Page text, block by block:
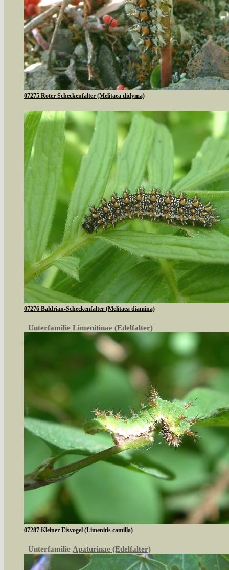
07275 Roter Scheckenfalter (Melitaea didyma)
07276 Baldrian-Scheckenfalter (Melitaea diamina)
Unterfamilie Limenitinae (Edelfalter)
07287 Kleiner Eisvogel (Limenitis camilla)
Unterfamilie Apaturinae (Edelfalter)